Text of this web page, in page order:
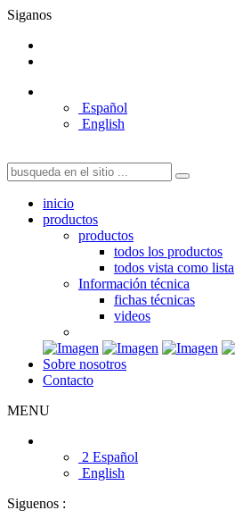
Siganos
Español
English
inicio
productos
productos
todos los productos
todos vista como lista
Información técnica
fichas técnicas
videos
Sobre nosotros
Contacto
MENU
2 Español
English
Siguenos :